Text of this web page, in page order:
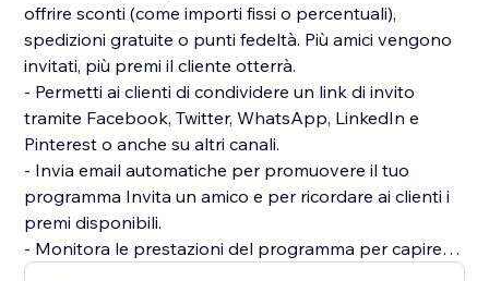
offrire sconti (come importi fissi o percentuali),
spedizioni gratuite o punti fedeltà. Più amici vengono
invitati, più premi il cliente otterrà.
- Permetti ai clienti di condividere un link di invito
tramite Facebook, Twitter, WhatsApp, LinkedIn e
Pinterest o anche su altri canali.
- Invia email automatiche per promuovere il tuo
programma Invita un amico e per ricordare ai clienti i
premi disponibili.
- Monitora le prestazioni del programma per capire